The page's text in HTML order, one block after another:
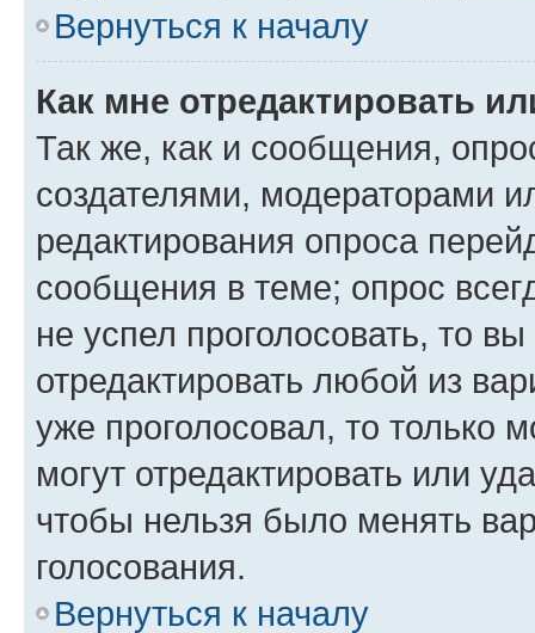
Вернуться к началу
Как мне отредактировать
Так же, как и сообщения,
создателями, модераторами
редактирования опроса
сообщения в теме; опрос
не успел проголосовать, то
отредактировать любой из
уже проголосовал, то только
могут отредактировать или
чтобы нельзя было менять
голосования.
Вернуться к началу